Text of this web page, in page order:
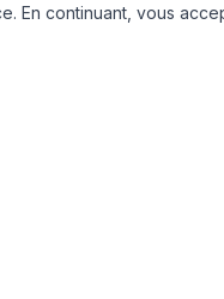
En continuant, vous